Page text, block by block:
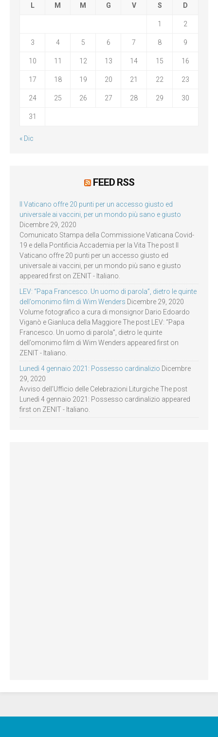
L M M G V S D
1 2
3 4 5 6 7 8 9
10 11 12 13 14 15 16
17 18 19 20 21 22 23
24 25 26 27 28 29 30
31
« Dic
FEED RSS
Il Vaticano offre 20 punti per un accesso giusto ed
universale ai vaccini, per un mondo più sano e giusto
Dicembre 29, 2020
Comunicato Stampa della Commissione Vaticana Covid-
19 e della Pontificia Accademia per la Vita The post Il
Vaticano offre 20 punti per un accesso giusto ed
universale ai vaccini, per un mondo più sano e giusto
appeared first on ZENIT - Italiano.
LEV: “Papa Francesco. Un uomo di parola”, dietro le quinte
dell’omonimo film di Wim Wenders Dicembre 29, 2020
Volume fotografico a cura di monsignor Dario Edoardo
Viganò e Gianluca della Maggiore The post LEV: “Papa
Francesco. Un uomo di parola”, dietro le quinte
dell’omonimo film di Wim Wenders appeared first on
ZENIT - Italiano.
Lunedì 4 gennaio 2021: Possesso cardinalizio Dicembre
29, 2020
Avviso dell’Ufficio delle Celebrazioni Liturgiche The post
Lunedì 4 gennaio 2021: Possesso cardinalizio appeared
first on ZENIT - Italiano.